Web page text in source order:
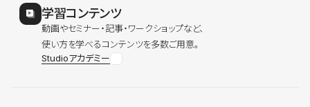
学習コンテンツ
動画やセミナー・記事・ワークショップなど、
使い方を学べるコンテンツを多数ご用意。
Studioアカデミー